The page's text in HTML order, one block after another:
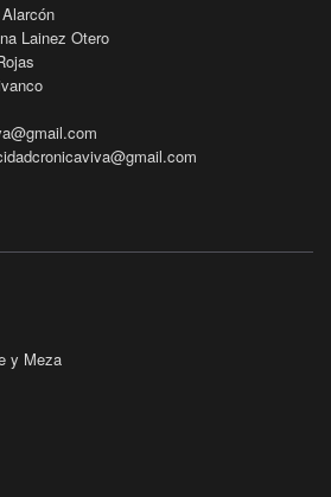
Lainez Otero
y Meza